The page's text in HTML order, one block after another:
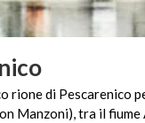
rione di Pescarenico
Manzoni), tra il fiume